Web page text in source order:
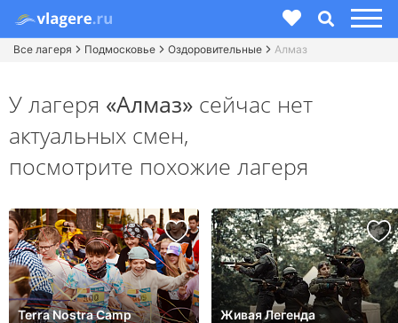
Все лагеря Подмосковье Оздоровительные Алмаз
У лагеря «Алмаз» сейчас нет
актуальных смен,
посмотрите похожие лагеря
Terra Nostra Camp Живая Легенда